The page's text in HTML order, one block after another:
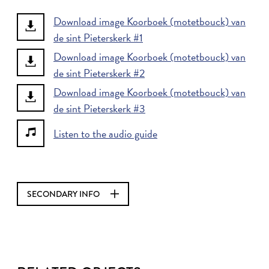
Download image Koorboek (motetbouck) van
de sint Pieterskerk #1
Download image Koorboek (motetbouck) van
de sint Pieterskerk #2
Download image Koorboek (motetbouck) van
de sint Pieterskerk #3
Listen to the audio guide
SECONDARY INFO